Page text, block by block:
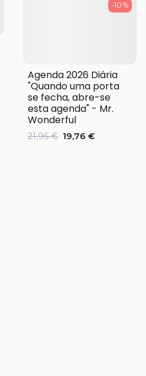
-10 %
Agenda 2026 Diária
"Quando uma porta
se fecha, abre-se
esta agenda" - Mr.
Wonderful
21,95 € 19,76 €